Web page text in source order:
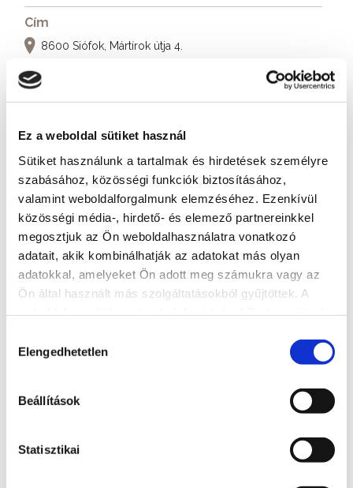
Ez a weboldal sütiket használ
Sütiket használunk a tartalmak és hirdetések személyre
szabásához, közösségi funkciók biztosításához,
valamint weboldalforgalmunk elemzéséhez. Ezenkívül
közösségi média-, hirdető- és elemező partnereinkkel
megosztjuk az Ön weboldalhasználatra vonatkozó
adatait, akik kombinálhatják az adatokat más olyan
adatokkal, amelyeket Ön adott meg számukra vagy az
Ön által használt más szolgáltatásokból gyűjtöttek. A
kiválasztása
Elengedhetetlen
Beállítások
Statisztikai
Cím
8600 Siófok, Mártírok útja 4.
További szálláshelyek
+36 84 501 400
https://www.hotelazur.hu/